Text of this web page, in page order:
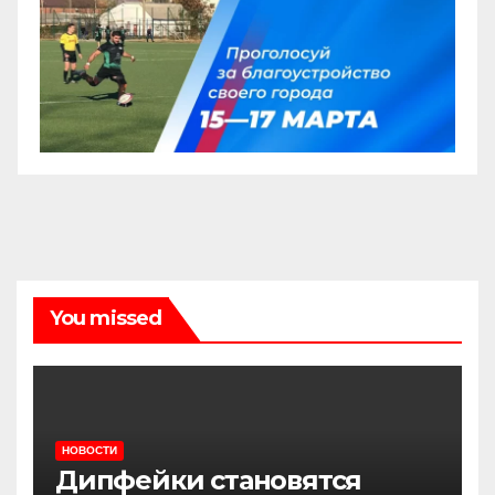
You missed
НОВОСТИ
Дипфейки становятся